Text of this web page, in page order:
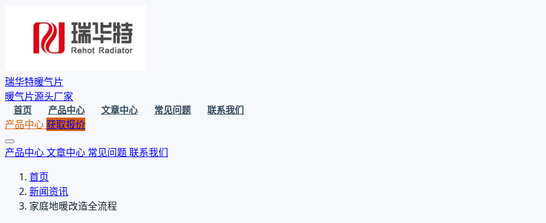
瑞华特暖气片
暖气片源头厂家
首页 产品中心 文章中心 常见问题 联系我们
产品中心获取报价
产品中心文章中心 常见问题联系我们
首页
新闻资讯
家庭地暖改造全流程